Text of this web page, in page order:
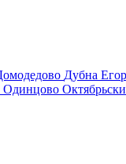
Дубна
Одинцово